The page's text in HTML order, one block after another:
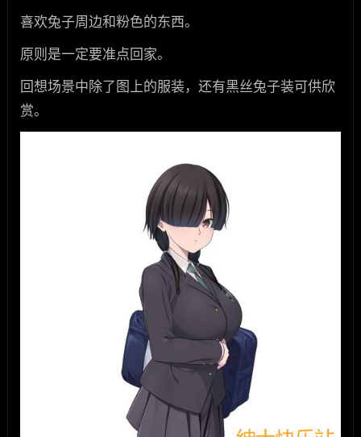
喜欢兔子周边和粉色的东西。
原则是一定要准点回家。
回想场景中除了图上的服装，还有黑丝兔子装可供欣
赏。